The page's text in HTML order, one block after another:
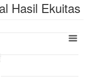
Hasil Ekuitas